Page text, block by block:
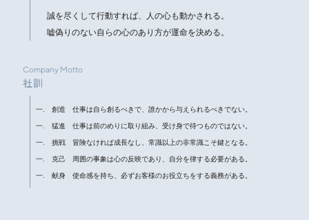
誠を尽くして行動すれば、人の心も動かされる。
嘘偽りのない自らの心のあり方が運命を決める。
Company Motto
社訓
一. 創造 仕事は自ら創るべきで、誰かから与えられるべきでない。
一. 猛進 仕事は前のめりに取り組み、受け身で待つものではない。
一. 挑戦 冒険なければ成長なし、常識以上の非常識こそ鍵となる。
一. 克己 周囲の事象は心の反映であり、自分を律する必要がある。
一. 献身 使命感を持ち、必ずお客様のお役立ちをする義務がある。